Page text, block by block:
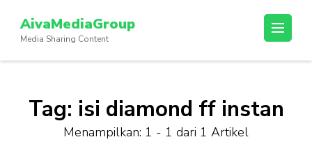
konten
(Tekan
AivaMediaGroup
Media Sharing Content
Tag: isi diamond ff instan
Menampilkan: 1 - 1 dari 1 Artikel